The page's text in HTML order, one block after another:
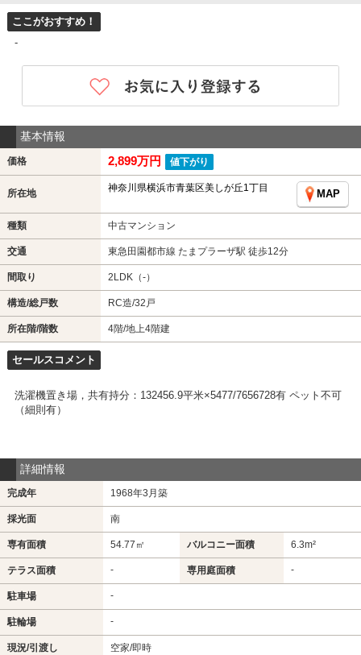
ここがおすすめ！
-
基本情報
価格 2,899万円 値下がり
所在地 神奈川県横浜市青葉区美しが丘1丁目
MAP
種類 中古マンション
交通 東急田園都市線 たまプラーザ駅 徒歩12分
間取り 2LDK（-）
構造/総戸数 RC造/32戸
所在階/階数 4階/地上4階建
セールスコメント
洗濯機置き場，共有持分：132456.9平米×5477/7656728有 ペット不可
（細則有）
詳細情報
完成年 1968年3月築
採光面 南
専有面積 54.77㎡ バルコニー面積 6.3m²
テラス面積 - 専用庭面積 -
駐車場 -
駐輪場 -
現況/引渡し 空家/即時